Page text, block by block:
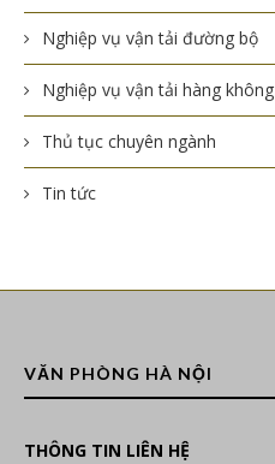
Nghiệp vụ vận tải đường bộ
Nghiệp vụ vận tải hàng không
Thủ tục chuyên ngành
Tin tức
VĂN PHÒNG HÀ NỘI
THÔNG TIN LIÊN HỆ